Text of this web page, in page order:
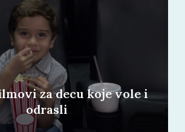
za decu koje vole i
odrasli